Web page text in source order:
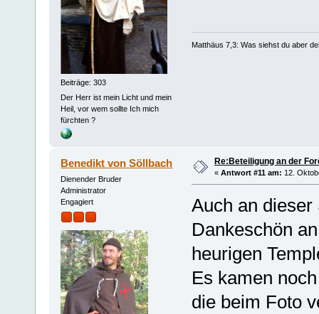
Beiträge: 303
Der Herr ist mein Licht und mein
Heil, vor wem sollte Ich mich
fürchten ?
Matthäus 7,3: Was siehst du aber
Benedikt von Söllbach
Dienender Bruder
Administrator
Engagiert
Re:Beteiligung an der
« Antwort #11 am: 12.
Auch an
Dankeschön
heurigen
Es kamen
die beim Foto